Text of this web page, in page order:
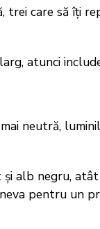
trei care să îți
atunci
neutră,
alb negru,
pentru un